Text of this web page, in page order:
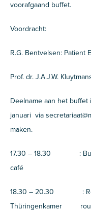
voorafgaand buffet.
Voordracht:
R.G. Bentvelsen: Patient
Prof. dr. J.A.J.W.
Deelname aan het
januari via
maken.
17.30 – 18.30 :
café
18.30 – 20.30 :
Thüringenkamer